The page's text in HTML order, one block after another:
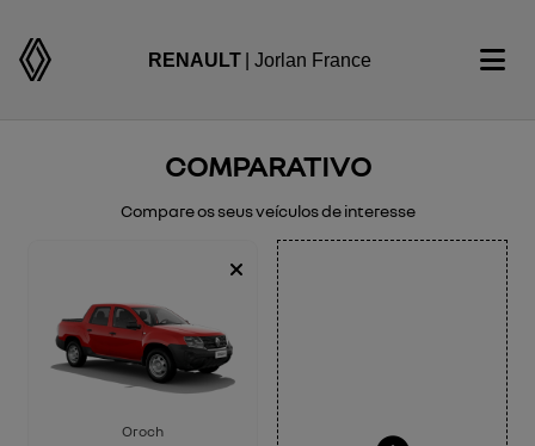
RENAULT | Jorlan France
COMPARATIVO
Compare os seus veículos de interesse
Oroch